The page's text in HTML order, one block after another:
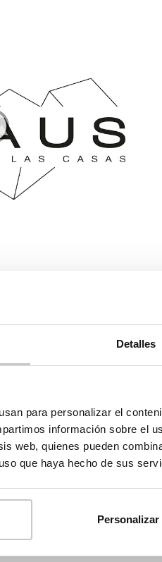
Detalles
para personalizar el
información sobre el
web, quienes pueden
que haya hecho de sus
Personalizar
dudes en
pedir
consulta.